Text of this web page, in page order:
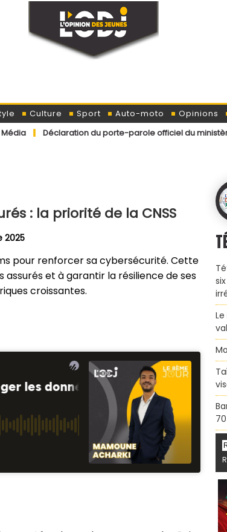
Culture Sport Auto-moto Opinions
du porte-parole officiel du ministère de l’Intérieur
: la priorité de la CNSS
2025
pour renforcer sa cybersécurité. Cette
et à garantir la résilience de ses
croissantes.